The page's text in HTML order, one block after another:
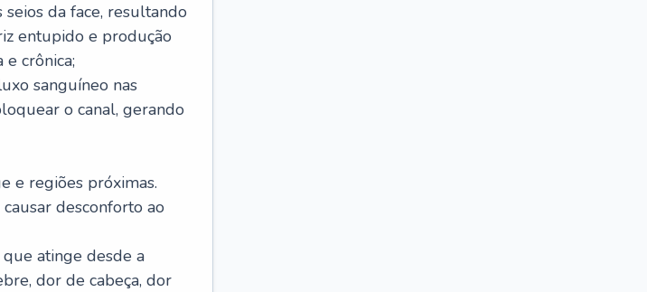
da face, resultando
entupido e produção
e crônica;
sanguíneo nas
o canal, gerando
e regiões próximas.
desconforto ao
atinge desde a
dor de cabeça, dor